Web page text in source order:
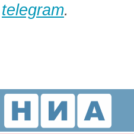
telegram.